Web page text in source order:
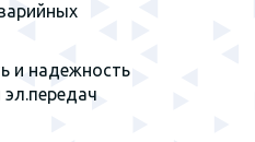
и надежность